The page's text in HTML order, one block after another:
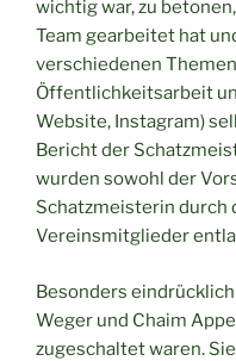
wichtig war, zu
Team gearbeitet hat
verschiedenen
Öffentlichkeitsarbeit
Website, Instagram)
Bericht der
wurden sowohl der
Schatzmeisterin durch
Vereinsmitglieder
Besonders
Weger und Chaim
zugeschaltet waren.